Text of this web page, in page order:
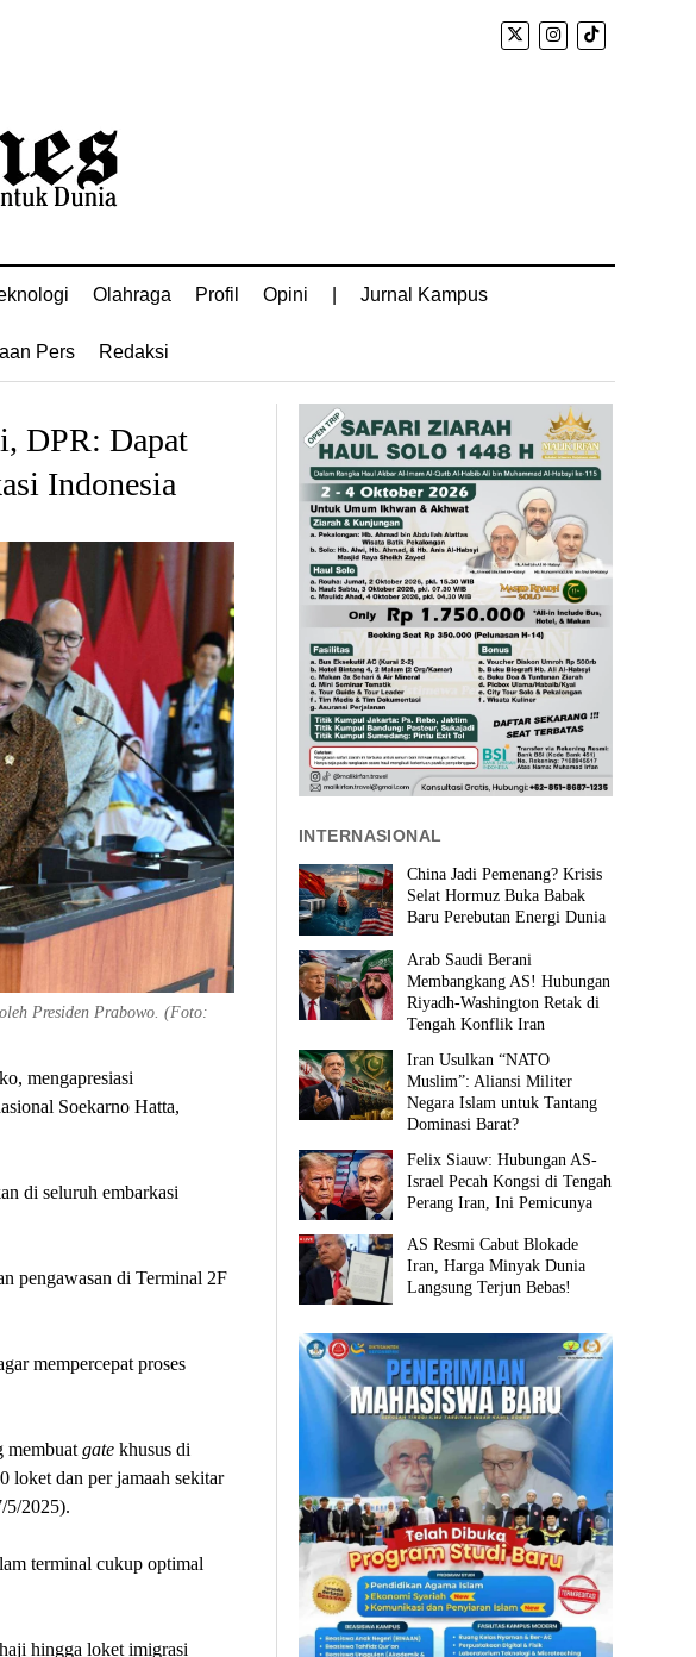
Olahraga Profil Opini Jurnal Kampus
Pers Redaksi
DPR: Dapat
Indonesia
Presiden Prabowo. (Foto:
mengapresiasi
Soekarno Hatta,
di seluruh embarkasi
pengawasan di Terminal 2F
mempercepat proses
membuat gatekhusus di
loket dan per jamaah sekitar
5/2025).
terminal cukup optimal
hingga loket imigrasi
INTERNASIONAL
China Jadi Pemenang? Krisis
Selat Hormuz Buka Babak
Baru Perebutan Energi Dunia
Arab Saudi Berani
Membangkang AS! Hubungan
Riyadh-Washington Retak di
Tengah Konflik Iran
Iran Usulkan “NATO
Muslim”: Aliansi Militer
Negara Islam untuk Tantang
Dominasi Barat?
Felix Siauw: Hubungan AS-
Israel Pecah Kongsi di Tengah
Perang Iran, Ini Pemicunya
AS Resmi Cabut Blokade
Iran, Harga Minyak Dunia
Langsung Terjun Bebas!